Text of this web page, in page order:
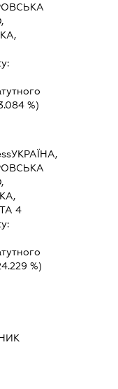
%)
УКРАЇНА,
4
%)